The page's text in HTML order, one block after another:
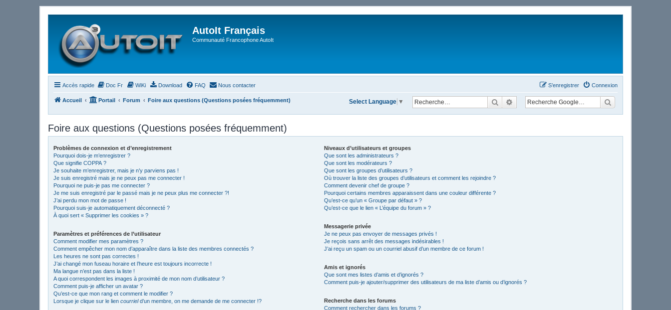
AutoIt Français
Communauté Francophone AutoIt
Accès rapide Doc Fr WiKi Download FAQ Nous contacter Connexion
S’enregistrer
Accueil Portail Forum Foire aux questions (Questions posées fréquemment) RechercherRecherche avancée
Select Language ▼
Foire aux questions (Questions posées fréquemment)
Problèmes de connexion et d’enregistrement
Pourquoi dois-je m’enregistrer ?
Que signifie COPPA ?
Je souhaite m’enregistrer, mais je n’y parviens pas !
Je suis enregistré mais je ne peux pas me connecter !
Pourquoi ne puis-je pas me connecter ?
Je me suis enregistré par le passé mais je ne peux plus me connecter ?!
J’ai perdu mon mot de passe !
Pourquoi suis-je automatiquement déconnecté ?
À quoi sert « Supprimer les cookies » ?
Paramètres et préférences de l’utilisateur
Comment modifier mes paramètres ?
Comment empêcher mon nom d’apparaître dans la liste des membres connectés ?
Les heures ne sont pas correctes !
J’ai changé mon fuseau horaire et l’heure est toujours incorrecte !
Ma langue n’est pas dans la liste !
A quoi correspondent les images à proximité de mon nom d’utilisateur ?
Comment puis-je afficher un avatar ?
Qu’est-ce que mon rang et comment le modifier ?
Lorsque je clique sur le lien courrield’un membre, on me demande de me connecter !?
Niveaux d’utilisateurs et groupes
Que sont les administrateurs ?
Que sont les modérateurs ?
Que sont les groupes d’utilisateurs ?
Où trouver la liste des groupes d’utilisateurs et comment les rejoindre ?
Comment devenir chef de groupe ?
Pourquoi certains membres apparaissent dans une couleur différente ?
Qu’est-ce qu’un « Groupe par défaut » ?
Qu’est-ce que le lien « L’équipe du forum » ?
Messagerie privée
Je ne peux pas envoyer de messages privés !
Je reçois sans arrêt des messages indésirables !
J’ai reçu un spam ou un courriel abusif d’un membre de ce forum !
Amis et ignorés
Que sont mes listes d’amis et d’ignorés ?
Comment puis-je ajouter/supprimer des utilisateurs de ma liste d’amis ou d’ignorés ?
Recherche dans les forums
Comment rechercher dans les forums ?